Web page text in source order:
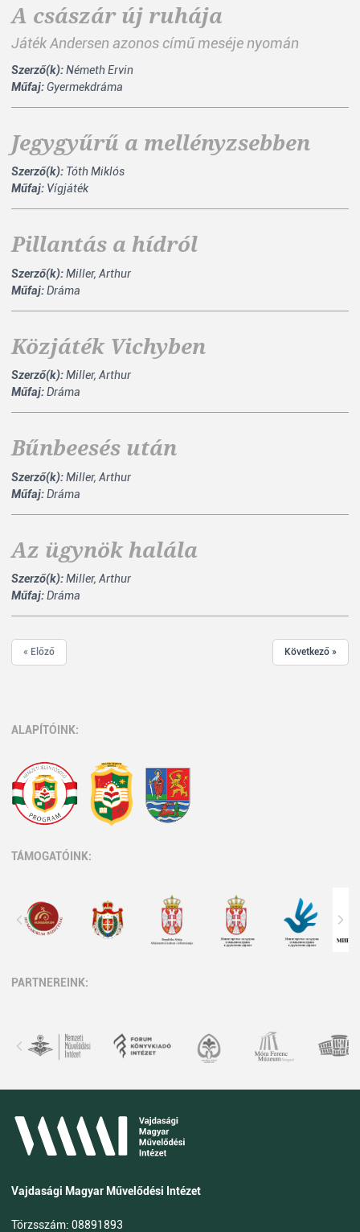
A császár új ruhája
Játék Andersen azonos című meséje nyomán
Szerző(k):Németh Ervin
Műfaj:Gyermekdráma
Jegygyűrű a mellényzsebben
Szerző(k): Tóth Miklós
Műfaj: Vígjáték
Pillantás a hídról
Szerző(k):Miller, Arthur
Műfaj:Dráma
Közjáték Vichyben
Szerző(k):Miller, Arthur
Műfaj:Dráma
Bűnbeesés után
Szerző(k):Miller, Arthur
Műfaj:Dráma
Az ügynök halála
Szerző(k):Miller, Arthur
Műfaj:Dráma
« Előző Következő »
ALAPÍTÓINK:
TÁMOGATÓINK:
PARTNEREINK:
Vajdasági Magyar Művelődési Intézet
Törzsszám: 08891893